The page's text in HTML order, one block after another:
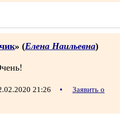
» (Елена Наильевна)
21:26 •
Заявить о